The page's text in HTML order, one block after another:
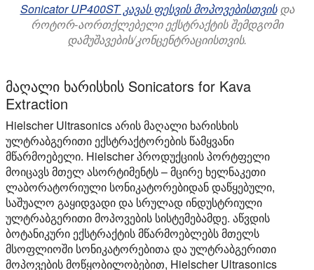
Sonicator UP400ST კავას ფესვის მოპოვებისთვისდა
როტორ-აორთქლებელი ექსტრაქტის შემდგომი
დამუშავების/კონცენტრაციისთვის.
მაღალი ხარისხის Sonicators for Kava
Extraction
Hielscher Ultrasonics არის მაღალი ხარისხის
ულტრაბგერითი ექსტრაქტორების წამყვანი
მწარმოებელი. Hielscher პროდუქციის პორტფელი
მოიცავს მთელ ასორტიმენტს – მცირე ხელნაკეთი
ლაბორატორიული სონიკატორებიდან დაწყებული,
საშუალო გაყიდვადი და სრულად ინდუსტრიული
ულტრაბგერითი მოპოვების სისტემებამდე. აწვდის
ბოტანიკური ექსტრაქტის მწარმოებლებს მთელს
მსოფლიოში სონიკატორებითა და ულტრაბგერითი
მოპოვების მოწყობილობებით, Hielscher Ultrasonics